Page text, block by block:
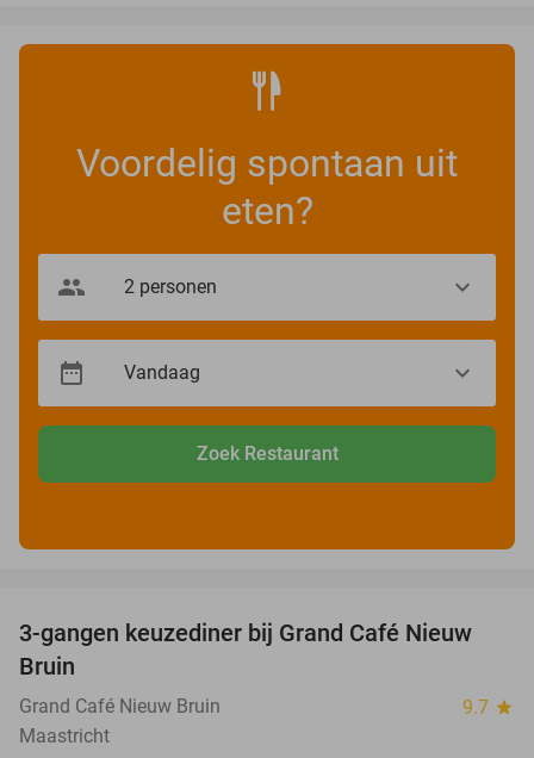
Voordelig spontaan uit
eten?
Zoek Restaurant
41%
3-gangen keuzediner bij Grand Café Nieuw
Bruin
Grand Café Nieuw Bruin 9.7 star
Maastricht